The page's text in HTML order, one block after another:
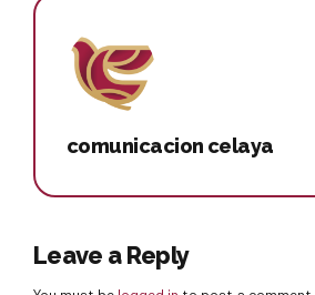
comunicacion celaya
Leave a Reply